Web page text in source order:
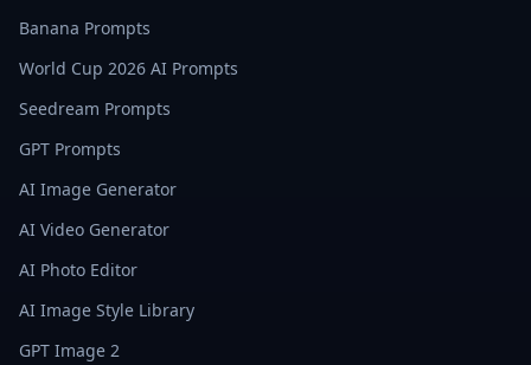
Banana Prompts
World Cup 2026 AI Prompts
Seedream Prompts
GPT Prompts
AI Image Generator
AI Video Generator
AI Photo Editor
AI Image Style Library
GPT Image 2